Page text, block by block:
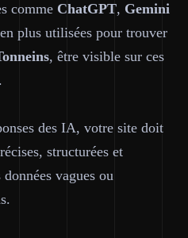
comme ChatGPT, Gemini
plus utilisées pour trouver
, être visible sur ces
des IA, votre site doit
structurées et
vagues ou